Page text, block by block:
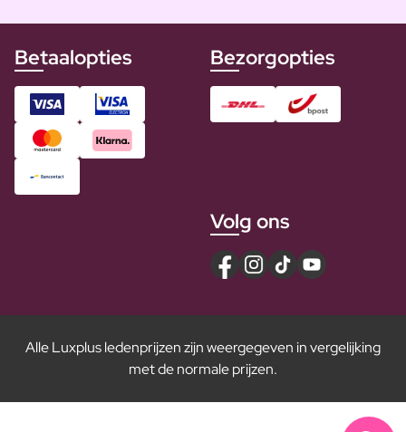
Betaalopties Bezorgopties
Volg ons
Alle Luxplus ledenprijzen zijn weergegeven in vergelijking
met de normale prijzen.